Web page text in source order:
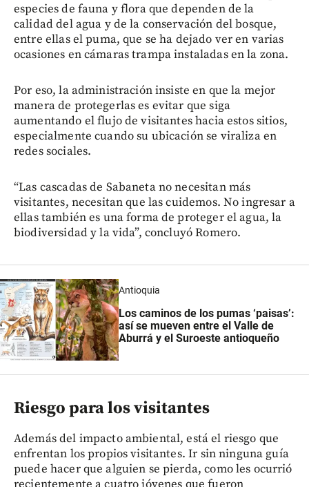
especies de fauna y flora que dependen de la
calidad del agua y de la conservación del bosque,
entre ellas el puma, que se ha dejado ver en varias
ocasiones en cámaras trampa instaladas en la zona.
Por eso, la administración insiste en que la mejor
manera de protegerlas es evitar que siga
aumentando el flujo de visitantes hacia estos sitios,
especialmente cuando su ubicación se viraliza en
redes sociales.
“Las cascadas de Sabaneta no necesitan más
visitantes, necesitan que las cuidemos. No ingresar a
ellas también es una forma de proteger el agua, la
biodiversidad y la vida”, concluyó Romero.
Antioquia
Los caminos de los pumas ‘paisas’:
así se mueven entre el Valle de
Aburrá y el Suroeste antioqueño
Riesgo para los visitantes
Además del impacto ambiental, está el riesgo que
enfrentan los propios visitantes. Ir sin ninguna guía
puede hacer que alguien se pierda, como les ocurrió